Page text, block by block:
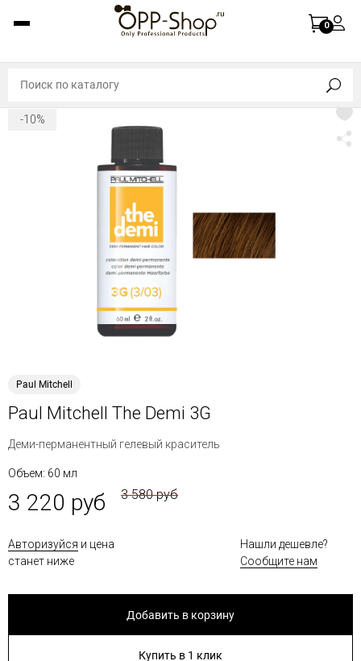
0
-10%
Paul Mitchell
Paul Mitchell The Demi 3G
Деми-перманентный гелевый краситель
Объем: 60 мл
3 220 руб 3 580 руб
Авторизуйся и цена
станет ниже
Нашли дешевле?
Сообщите нам
Добавить в корзину
Купить в 1 клик